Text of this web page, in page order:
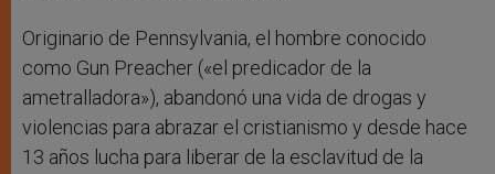
Originario de Pennsylvania, el hombre conocido
como Gun Preacher («el predicador de la
ametralladora»), abandonó una vida de drogas y
violencias para abrazar el cristianismo y desde hace
13 años lucha para liberar de la esclavitud de la